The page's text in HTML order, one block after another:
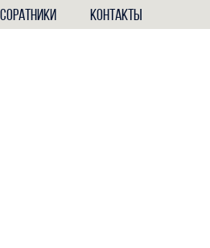
СОРАТНИКИ КОНТАКТЫ